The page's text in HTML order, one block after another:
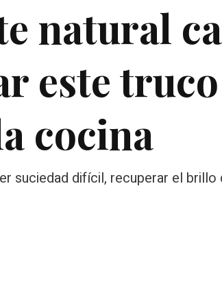
natural
este
cocina
suciedad difícil, recuperar el